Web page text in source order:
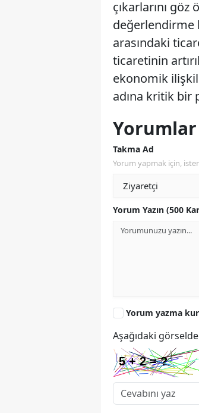
çıkarlarını
değerlendirme
arasındaki
ticaretinin
ekonomik
adına kritik bir
Yorumlar
Takma Ad
Yorum yapmak için,
Yorum Yazın (500
Yorum yazma
Aşağıdaki